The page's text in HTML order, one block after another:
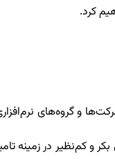
کرد.
و گروه‌های
و کم‌نظیر در زمینه